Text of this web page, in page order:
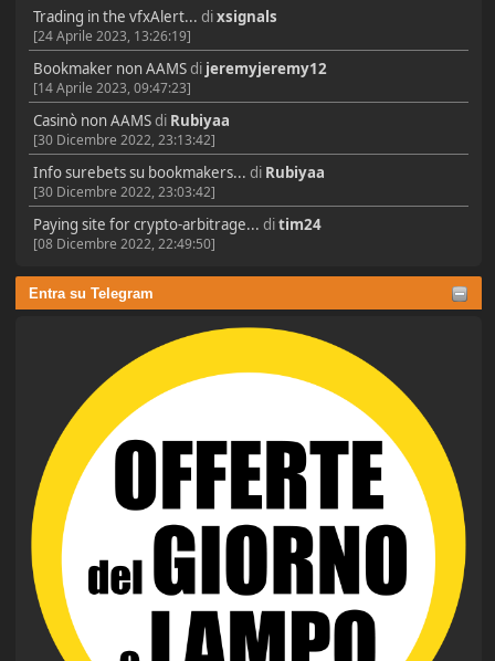
Trading in the vfxAlert... dixsignals
[24 Aprile 2023, 13:26:19]
Bookmaker non AAMSdi jeremyjeremy12
[14 Aprile 2023, 09:47:23]
Casinò non AAMSdi Rubiyaa
[30 Dicembre 2022, 23:13:42]
Info surebets su bookmakers... di Rubiyaa
[30 Dicembre 2022, 23:03:42]
Paying site for crypto-arbitrage... ditim24
[08 Dicembre 2022, 22:49:50]
Entra su Telegram